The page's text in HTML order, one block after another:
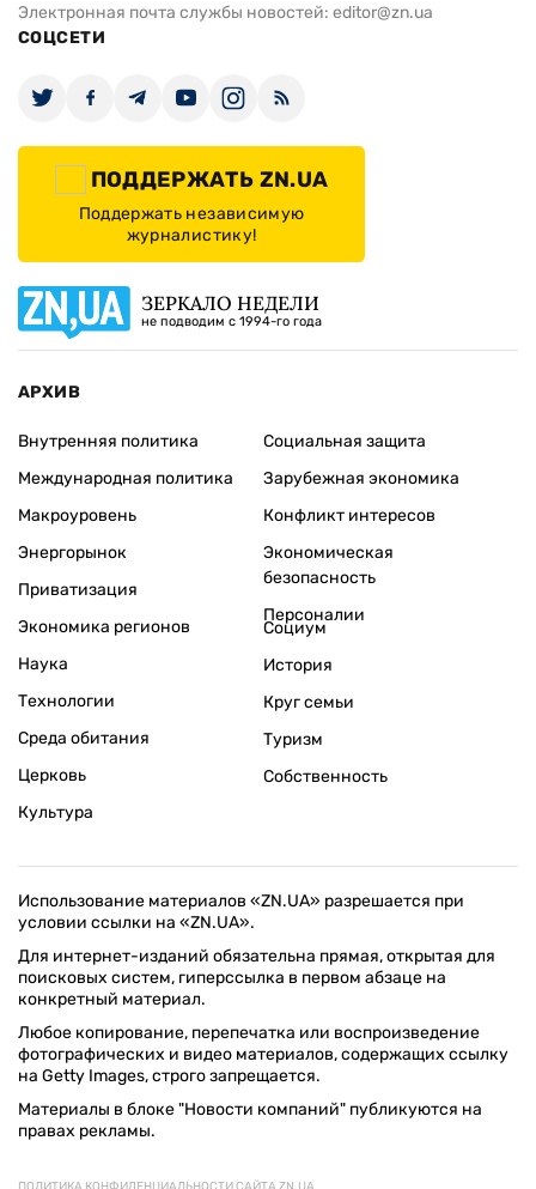
Электронная почта службы новостей: editor@zn.ua
СОЦСЕТИ
ПОДДЕРЖАТЬ ZN.UA
Поддержать независимую
журналистику!
ЗЕРКАЛО НЕДЕЛИ
не подводим с 1994-го года
АРХИВ
Внутренняя политика
Международная политика
Макроуровень
Энергорынок
Приватизация
Экономика регионов
Социальная защита
Зарубежная экономика
Конфликт интересов
Экономическая
безопасность
Персоналии
Наука
Технологии
Среда обитания
Церковь
Культура
Социум
История
Круг семьи
Туризм
Собственность
Использование материалов «ZN.UA» разрешается при
условии ссылки на «ZN.UA».
Для интернет-изданий обязательна прямая, открытая для
поисковых систем, гиперссылка в первом абзаце на
конкретный материал.
Любое копирование, перепечатка или воспроизведение
фотографических и видео материалов, содержащих ссылку
на Getty Images, строго запрещается.
Материалы в блоке "Новости компаний" публикуются на
правах рекламы.